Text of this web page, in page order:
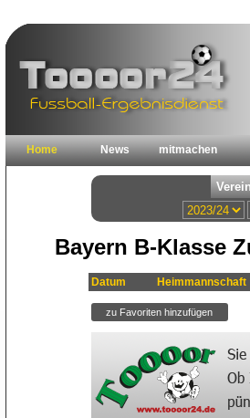
Home News mitmachen
Bayern B-Klasse
Datum Heimmannschaft